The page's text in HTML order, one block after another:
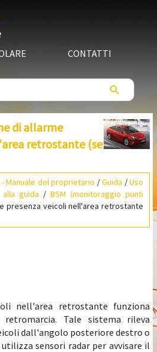
CONTATTI
di allarme
retrostante (se
Manuale del proprietario /Guida /Uso
guida /BSM (monitoraggio punti
presenza veicoli nell'area retrostante
nell'area retrostante funziona
Tale sistema rileva
dall'angolo posteriore destro o
sensori radar per avvisare il